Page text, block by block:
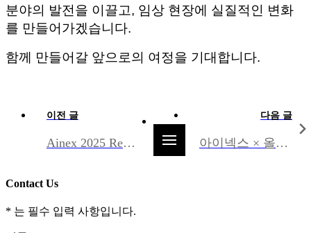
분야의 발전을 이끌고, 임상 현장에 실질적인 변화
를 만들어가겠습니다.
함께 만들어갈 앞으로의 여정을 기대합니다.
이전 글
Ainex 2025 Recap
다음 글
아이넥스 × 올림푸스한국, 내시경 AI 확산을 위해 함께합니다!
Contact Us
* 는 필수 입력 사항입니다.